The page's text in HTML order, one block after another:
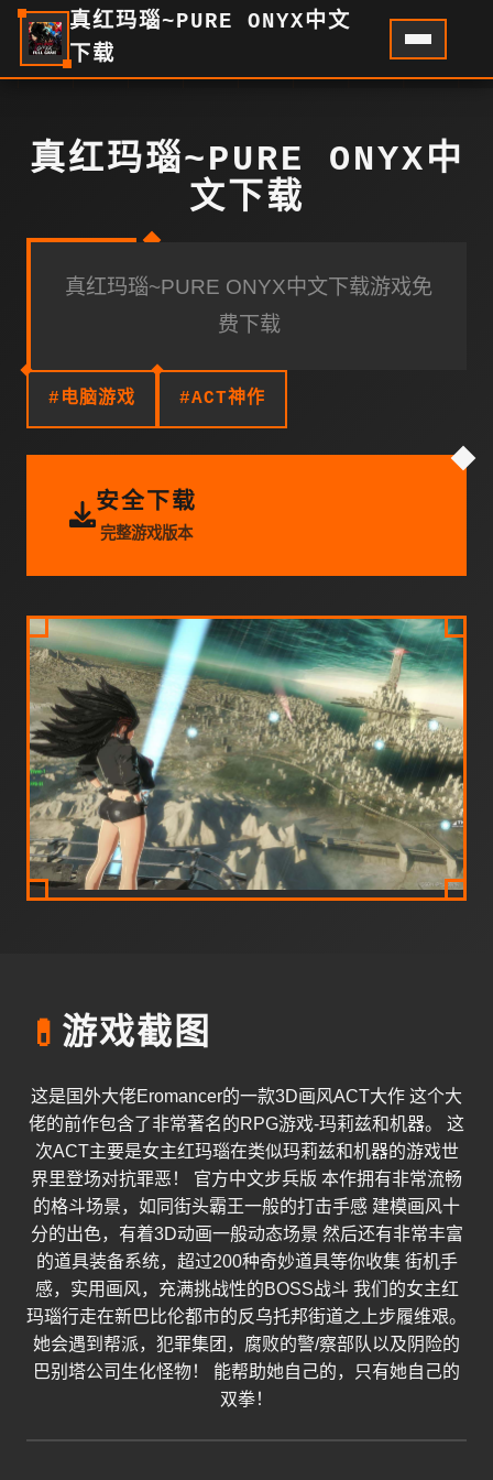
真红玛瑙~PURE ONYX中文
下载
真红玛瑙~PURE ONYX中
文下载
真红玛瑙~PURE ONYX中文下载游戏免
费下载
#电脑游戏 #ACT神作
安全下载
完整游戏版本
💊 游戏截图
这是国外大佬Eromancer的一款3D画风ACT大作 这个大
佬的前作包含了非常著名的RPG游戏-玛莉兹和机器。 这
次ACT主要是女主红玛瑙在类似玛莉兹和机器的游戏世
界里登场对抗罪恶！ 官方中文步兵版 本作拥有非常流畅
的格斗场景，如同街头霸王一般的打击手感 建模画风十
分的出色，有着3D动画一般动态场景 然后还有非常丰富
的道具装备系统，超过200种奇妙道具等你收集 街机手
感，实用画风，充满挑战性的BOSS战斗 我们的女主红
玛瑙行走在新巴比伦都市的反乌托邦街道之上步履维艰。
她会遇到帮派，犯罪集团，腐败的警/察部队以及阴险的
巴别塔公司生化怪物！ 能帮助她自己的，只有她自己的
双拳！